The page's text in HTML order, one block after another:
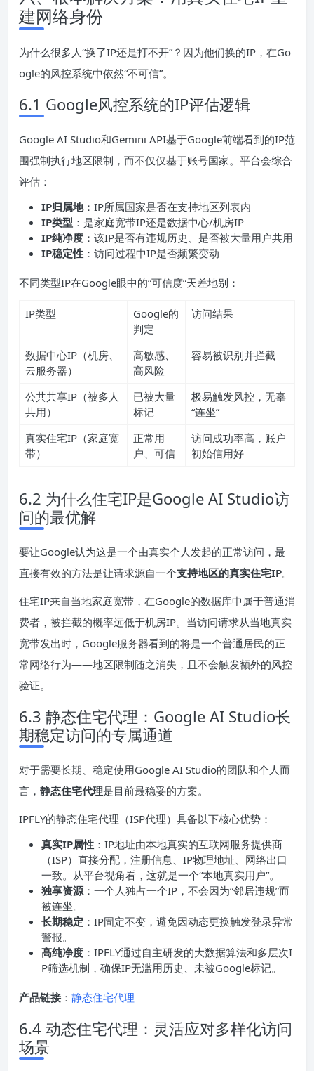
建网络身份
为什么很多人“换了IP还是打不开”？因为他们换的IP，在Go
ogle的风控系统中依然“不可信”。
6.1 Google风控系统的IP评估逻辑
Google AI Studio和Gemini API基于Google前端看到的IP范
围强制执行地区限制，而不仅仅基于账号国家。平台会综合
评估：
IP归属地：IP所属国家是否在支持地区列表内
IP类型 ：是家庭宽带IP还是数据中心/机房IP
IP纯净度 ：该IP是否有违规历史、是否被大量用户共用
IP稳定性 ：访问过程中IP是否频繁变动
不同类型IP在Google眼中的“可信度”天差地别：
IP类型
Google的
判定
访问结果
数据中心IP（机房、
云服务器）
高敏感、
高风险
容易被识别并拦截
公共共享IP（被多人
共用）
已被大量
标记
极易触发风控，无辜
“连坐”
真实住宅IP（家庭宽
带）
正常用
户、可信
访问成功率高，账户
初始信用好
6.2 为什么住宅IP是Google AI Studio访
问的最优解
要让Google认为这是一个由真实个人发起的正常访问，最
直接有效的方法是让请求源自一个支持地区的真实住宅IP。
住宅IP来自当地家庭宽带，在Google的数据库中属于普通消
费者，被拦截的概率远低于机房IP。当访问请求从当地真实
宽带发出时，Google服务器看到的将是一个普通居民的正
常网络行为——地区限制随之消失，且不会触发额外的风控
验证。
6.3 静态住宅代理：Google AI Studio长
期稳定访问的专属通道
对于需要长期、稳定使用Google AI Studio的团队和个人而
言， 静态住宅代理是目前最稳妥的方案。
IPFLY的静态住宅代理（ISP代理）具备以下核心优势：
真实IP属性 ：IP地址由本地真实的互联网服务提供商
（ISP）直接分配，注册信息、IP物理地址、网络出口
一致。从平台视角看，这就是一个“本地真实用户”。
独享资源：一个人独占一个IP，不会因为“邻居违规”而
被连坐。
长期稳定 ：IP固定不变，避免因动态更换触发登录异常
警报。
高纯净度 ：IPFLY通过自主研发的大数据算法和多层次I
P筛选机制，确保IP无滥用历史、未被Google标记。
产品链接 ： 静态住宅代理
6.4 动态住宅代理：灵活应对多样化访问
场景